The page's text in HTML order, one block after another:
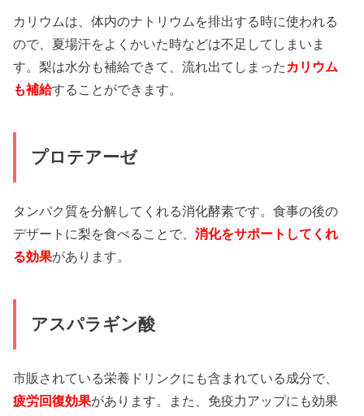
カリウムは、体内のナトリウムを排出する時に使われる
ので、夏場汗をよくかいた時などは不足してしまいま
す。梨は水分も補給できて、流れ出てしまった カリウム
も補給することができます。
プロテアーゼ
タンパク質を分解してくれる消化酵素です。食事の後の
デザートに梨を食べることで、消化をサポートしてくれ
る効果があります。
アスパラギン酸
市販されている栄養ドリンクにも含まれている成分で、
疲労回復効果があります。また、免疫力アップにも効果